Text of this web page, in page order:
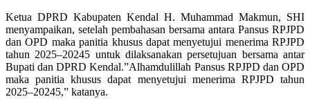
Ketua DPRD Kabupaten Kendal H. Muhammad Makmun, SHI
menyampaikan, setelah pembahasan bersama antara Pansus RPJPD
dan OPD maka panitia khusus dapat menyetujui menerima RPJPD
tahun 2025–20245 untuk dilaksanakan persetujuan bersama antar
Bupati dan DPRD Kendal.”Alhamdulillah Pansus RPJPD dan OPD
maka panitia khusus dapat menyetujui menerima RPJPD tahun
2025–20245,” katanya.